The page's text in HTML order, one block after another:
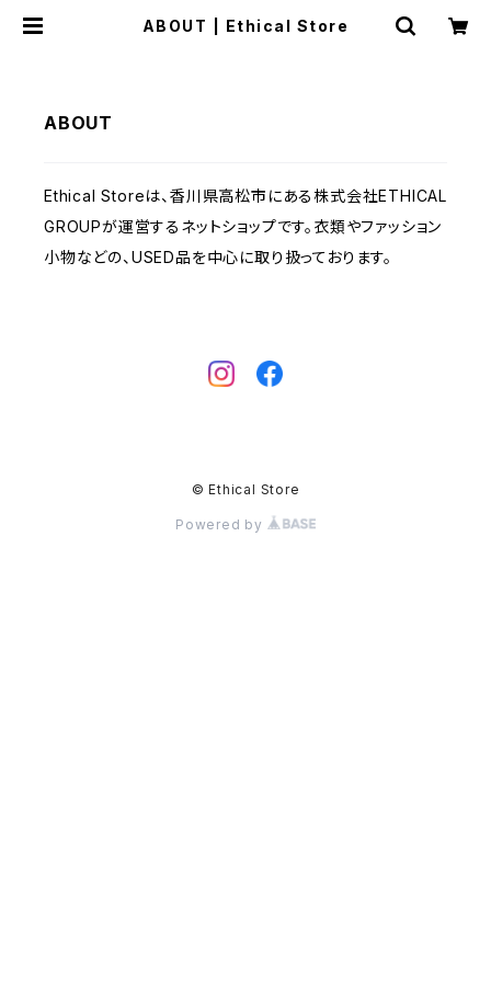
ABOUT | Ethical Store
ABOUT
Ethical Storeは、香川県高松市にある株式会社ETHICAL
GROUPが運営するネットショップです。衣類やファッション
小物などの、USED品を中心に取り扱っております。
© Ethical Store
Powered by